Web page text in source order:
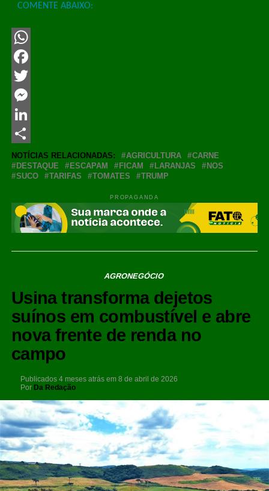
COMENTE ABAIXO:
WhatsApp
Facebook
Twitter
Messenger
LinkedIn
Share
NOTÍCIAS RELACIONADAS: AGRICULTURA
CARNE
DESTAQUE
ESCAPAM FICAM LARANJAS
NOS
SUCO
TARIFAS TOMATES TRUMP
PROPAGANDA
AGRONEGÓCIO
Usina transforma dejetos
suínos em combustível e abre
nova frente de renda no
campo
Publicados 4 meses atrás em 8 de abril de 2026
Por Da Redação